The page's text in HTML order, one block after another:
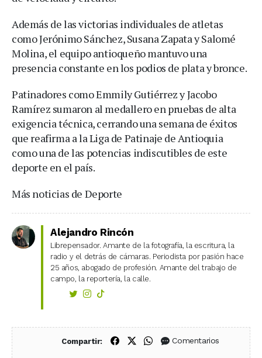
Además de las victorias individuales de atletas
como Jerónimo Sánchez, Susana Zapata y Salomé
Molina, el equipo antioqueño mantuvo una
presencia constante en los podios de plata y bronce.
Patinadores como Emmily Gutiérrez y Jacobo
Ramírez sumaron al medallero en pruebas de alta
exigencia técnica, cerrando una semana de éxitos
que reafirma a la Liga de Patinaje de Antioquia
como una de las potencias indiscutibles de este
deporte en el país.
Más noticias de Deporte
Alejandro Rincón
Librepensador. Amante de la fotografía, la escritura, la
radio y el detrás de cámaras. Periodista por pasión hace
25 años, abogado de profesión. Amante del trabajo de
campo, la reportería, la calle.
Compartir: Compartir en Facebook
Compartir en X (Twitter)
Compartir en WhatsApp
Comentarios